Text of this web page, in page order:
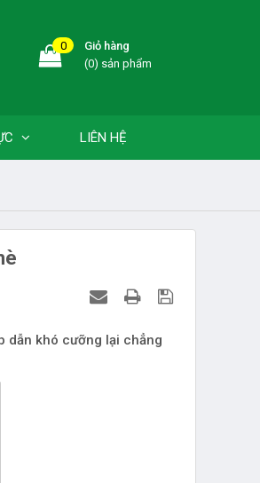
0
Giỏ hàng
(0) sản phẩm
LIÊN HỆ
dẫn khó cưỡng lại chẳng